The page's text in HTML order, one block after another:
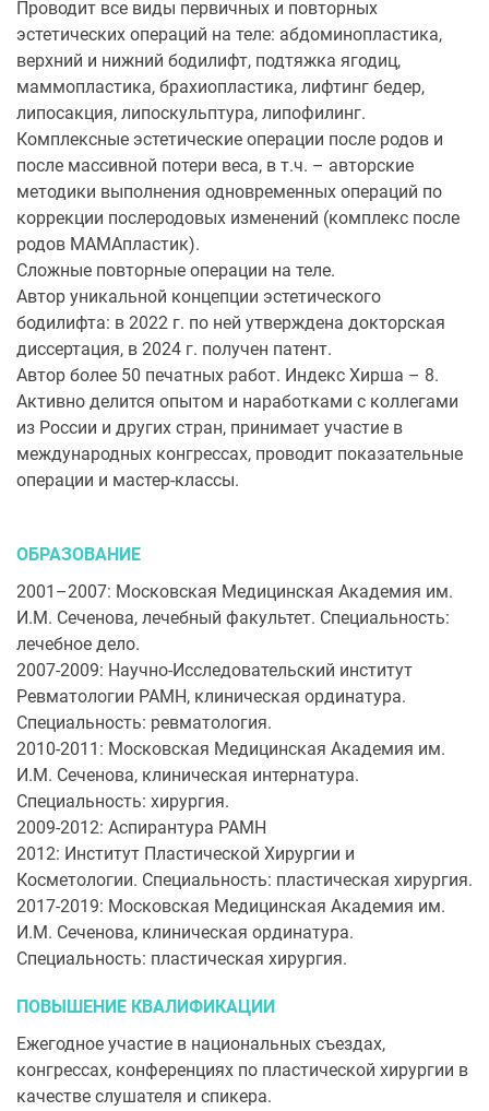
Проводит все виды первичных и повторных
эстетических операций на теле: абдоминопластика,
верхний и нижний бодилифт, подтяжка ягодиц,
маммопластика, брахиопластика, лифтинг бедер,
липосакция, липоскульптура, липофилинг.
Комплексные эстетические операции после родов и
после массивной потери веса, в т.ч. – авторские
методики выполнения одновременных операций по
коррекции послеродовых изменений (комплекс после
родов МАМАпластик).
Сложные повторные операции на теле.
Автор уникальной концепции эстетического
бодилифта: в 2022 г. по ней утверждена докторская
диссертация, в 2024 г. получен патент.
Автор более 50 печатных работ. Индекс Хирша – 8.
Активно делится опытом и наработками с коллегами
из России и других стран, принимает участие в
международных конгрессах, проводит показательные
операции и мастер-классы.
ОБРАЗОВАНИЕ
2001–2007: Московская Медицинская Академия им.
И.М. Сеченова, лечебный факультет. Специальность:
лечебное дело.
2007-2009: Научно-Исследовательский институт
Ревматологии РАМН, клиническая ординатура.
Специальность: ревматология.
2010-2011: Московская Медицинская Академия им.
И.М. Сеченова, клиническая интернатура.
Специальность: хирургия.
2009-2012: Аспирантура РАМН
2012: Институт Пластической Хирургии и
Косметологии. Специальность: пластическая хирургия.
2017-2019: Московская Медицинская Академия им.
И.М. Сеченова, клиническая ординатура.
Специальность: пластическая хирургия.
ПОВЫШЕНИЕ КВАЛИФИКАЦИИ
Ежегодное участие в национальных съездах,
конгрессах, конференциях по пластической хирургии в
качестве слушателя и спикера.